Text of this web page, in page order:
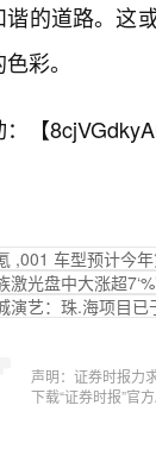
谐的道路。这
彩。
：【
,001 车型预计今
激光盘中大涨超
演艺：珠.海项目
声明：证券时报力
下载“证券时报”官